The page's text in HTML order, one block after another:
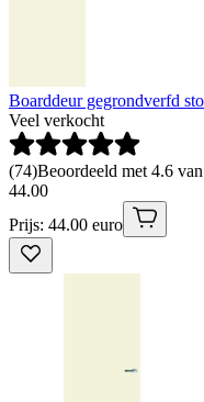
Boarddeur gegrondverfd
Veel verkocht
(74)Beoordeeld met 4.6
44.00
Prijs: 44.00 euro